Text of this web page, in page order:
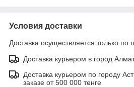
Условия доставки
Доставка осуществляется только по
Доставка курьером в город
Доставка курьером по городу
заказе от 500 000 тенге